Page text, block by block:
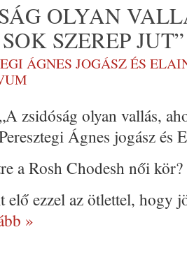
OLYAN
SZEREP JUT”
ÁGNES JOGÁSZ ÉS
„A zsidóság olyan vallás,
Ágnes jogász és
a Rosh Chodesh női
elő ezzel az ötlettel, hogy
»